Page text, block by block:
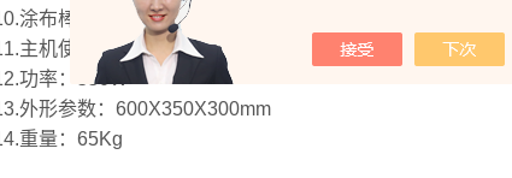
涂布棒规格：1.5-200微米之间任意选配 （任意选配1根）
主机使用电源：220V/50Hz
功率：550W
外形参数：600X350X300mm
重量：65Kg